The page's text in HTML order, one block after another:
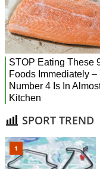
SPORT TREND